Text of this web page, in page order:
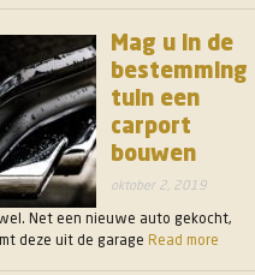
Mag u in de
bestemming
tuin een
carport
bouwen
oktober 2, 2019
Net een nieuwe auto gekocht,
deze uit de garage Read more